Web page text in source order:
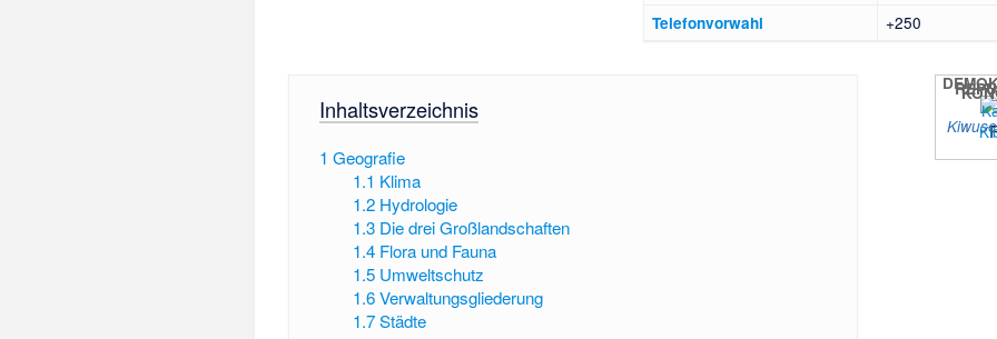
Telefonvorwahl +250
Inhaltsverzeichnis
1 Geografie
1.1 Klima
1.2 Hydrologie
1.3 Die drei Großlandschaften
1.4 Flora und Fauna
1.5 Umweltschutz
1.6 Verwaltungsgliederung
1.7 Städte